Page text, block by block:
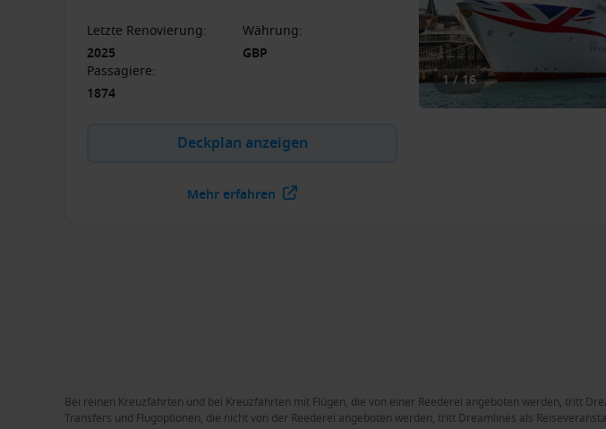
1 / 16
Letzte Renovierung:
2025
Währung:
GBP
Passagiere:
1874
Deckplan anzeigen
Mehr erfahren
Bei reinen Kreuzfahrten und bei Kreuzfahrten mit Flügen, die von einer Reederei angeboten werden, tritt
Transfers und Flugoptionen, die nicht von der Reederei angeboten werden, tritt Dreamlines als